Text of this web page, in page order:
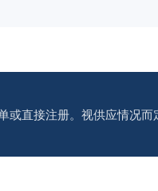
或直接注册。视供应情况而